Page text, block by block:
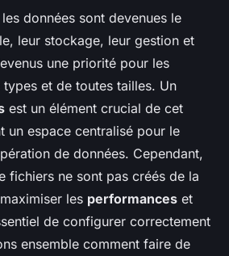
un
haute
pour une
2024•7 min de lecture
données sont devenues le
leur stockage, leur gestion et
une priorité pour les
et de toutes tailles. Un
est un élément crucial de cet
un espace centralisé pour le
de données. Cependant,
fichiers ne sont pas créés de la
les performances et
de configurer correctement
ensemble comment faire de